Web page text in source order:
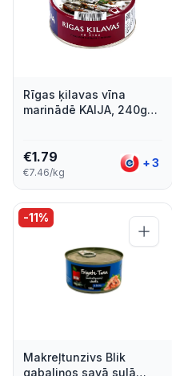
Rīgas ķilavas vīna
marinādē KAIJA, 240g
€1.79
€7.46/kg
+3
-11%
Makreļtunzivs Blik
gabaliņos savā sulā